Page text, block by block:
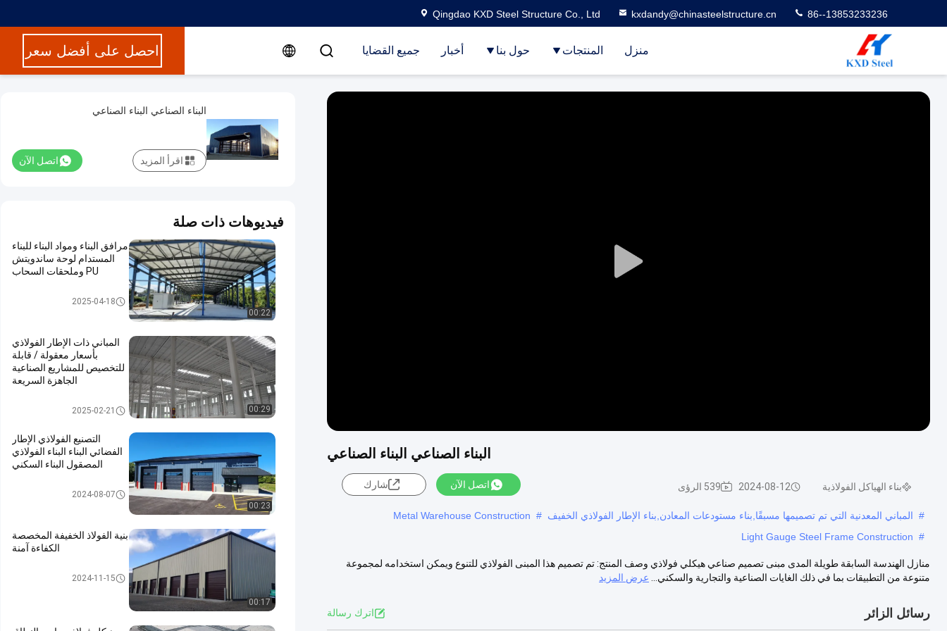
Qingdao KXD Steel Structure Co., Ltd kxdandy@chinasteelstructure.cn 86--13853233236
منزل المنتجات حول بنا أخبار جميع القضايا احصل على أفضل سعر
Play
البناء الصناعي البناء الصناعي
بناء الهياكل الفولاذية 2024-08-12 539 الرؤى اتصل الآن شارك
# المباني المعدنية التي تم تصميمها مسبقًا,بناء مستودعات المعادن,بناء الإطار الفولاذي الخفيف #
Metal Warehouse Construction
#
Light Gauge Steel Frame Construction
منازل الهندسة السابقة طويلة المدى مبنى تصميم صناعي هيكلي فولاذي وصف المنتج: تم تصميم هذا المبنى الفولاذي للتنوع ويمكن استخدامه لمجموعة
متنوعة من التطبيقات بما في ذلك الغايات الصناعية والتجارية والسكني...
عرض المزيد
رسائل الزائر اترك رسالة
البناء الصناعي البناء الصناعي
اتصل الآن اقرأ المزيد
فيديوهات ذات صلة
00:22
مرافق البناء ومواد البناء للبناء
المستدام لوحة ساندويتش
PU وملحقات السحاب
بناء الهياكل الفولاذية2025-04-18
00:29
المباني ذات الإطار الفولاذي
بأسعار معقولة / قابلة
للتخصيص للمشاريع الصناعية
الجاهزة السريعة
2025-02-21
00:23
التصنيع الفولاذي الإطار
الفضائي البناء البناء الفولاذي
المصقول البناء السكني
بناء الهياكل الفولاذية2024-08-07
00:17
بنية الفولاذ الخفيفة المخصصة
الكفاءة آمنة
بناء الهياكل الفولاذية2024-11-15